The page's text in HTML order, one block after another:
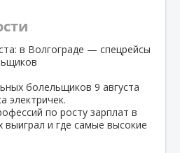
в Волгограде — спецрейсы
болельщиков 9 августа
электричек.
по росту зарплат в
выиграл и где самые высокие